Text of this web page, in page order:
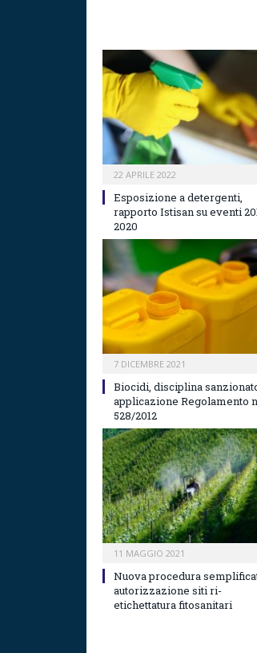
22 APRILE 2022
Esposizione a detergenti,
rapporto Istisan su eventi
2020
7 DICEMBRE 2021
Biocidi, disciplina
applicazione Regolamento
528/2012
11 MAGGIO 2021
Nuova procedura
autorizzazione siti ri-
etichettatura fitosanitari